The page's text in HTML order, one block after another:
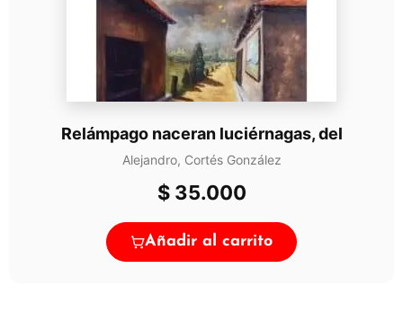
Relámpago naceran luciérnagas, del
Alejandro, Cortés González
$35.000
Añadir al carrito